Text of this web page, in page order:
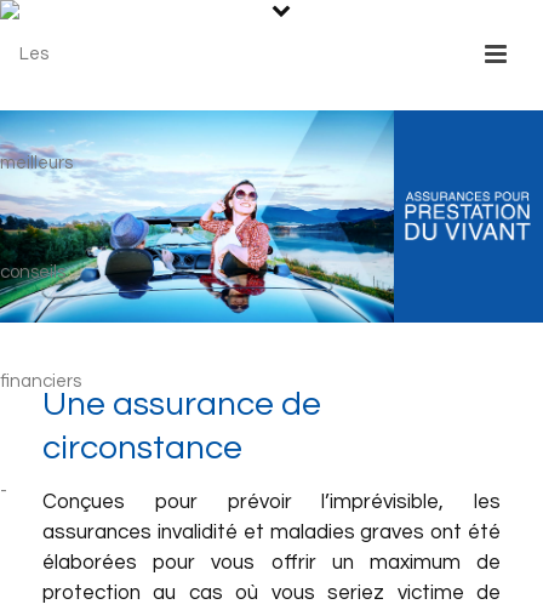
Une assurance de
circonstance
Conçues pour prévoir l’imprévisible, les
assurances invalidité et maladies graves ont été
élaborées pour vous offrir un maximum de
protection au cas où vous seriez victime de